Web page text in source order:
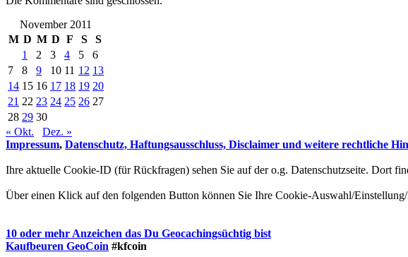
November 2011
M D M D F S
S
1
2 3 4 5
6
7
8 9 10 11 12 13
14 15 16 17 18 19 20
21 22 23 24 25 26 27
28 29 30
« Okt.
Dez. »
Impressum, Datenschutz, Haftungsausschluss, Disclaimer und weitere rechtliche
Ihre aktuelle Cookie-ID (für Rückfragen) sehen Sie auf der o.g. Datenschutzseite. Dort
Über einen Klick auf den folgenden Button können Sie Ihre Cookie-Auswahl/
10 oder mehr Anzeichen das Du Geocachingsüchtig bist
Kaufbeuren GeoCoin #kfcoin